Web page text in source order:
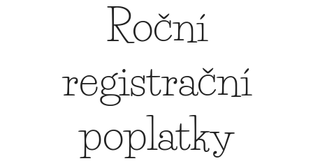
Roční
registrační
poplatky